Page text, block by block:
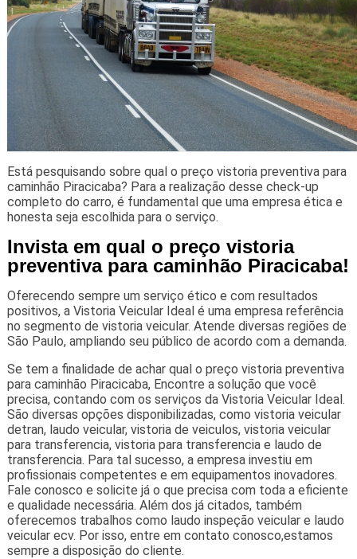
Está pesquisando sobre qual o preço vistoria preventiva para
caminhão Piracicaba? Para a realização desse check-up
completo do carro, é fundamental que uma empresa ética e
honesta seja escolhida para o serviço.
Invista em qual o preço vistoria
preventiva para caminhão Piracicaba!
Oferecendo sempre um serviço ético e com resultados
positivos, a Vistoria Veicular Ideal é uma empresa referência
no segmento de vistoria veicular. Atende diversas regiões de
São Paulo, ampliando seu público de acordo com a demanda.
Se tem a finalidade de achar qual o preço vistoria preventiva
para caminhão Piracicaba, Encontre a solução que você
precisa, contando com os serviços da Vistoria Veicular Ideal.
São diversas opções disponibilizadas, como vistoria veicular
detran, laudo veicular, vistoria de veiculos, vistoria veicular
para transferencia, vistoria para transferencia e laudo de
transferencia. Para tal sucesso, a empresa investiu em
profissionais competentes e em equipamentos inovadores.
Fale conosco e solicite já o que precisa com toda a eficiente
e qualidade necessária. Além dos já citados, também
oferecemos trabalhos como laudo inspeção veicular e laudo
veicular ecv. Por isso, entre em contato conosco,estamos
sempre a disposição do cliente.